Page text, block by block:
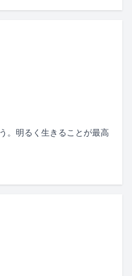
。明るく生きることが最高